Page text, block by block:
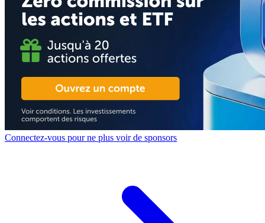
Connectez-vous pour ne plus voir de sponsors